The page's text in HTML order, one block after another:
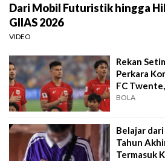
Dari Mobil Futuristik hingga
GIIAS 2026
VIDEO
Rekan
Perkara
FC
Batu
BOLA
Belajar dari
Tahun
Termasuk